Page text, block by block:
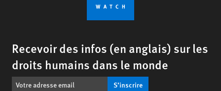
Recevoir des infos (en anglais) sur les
droits humains dans le monde
S’inscrire